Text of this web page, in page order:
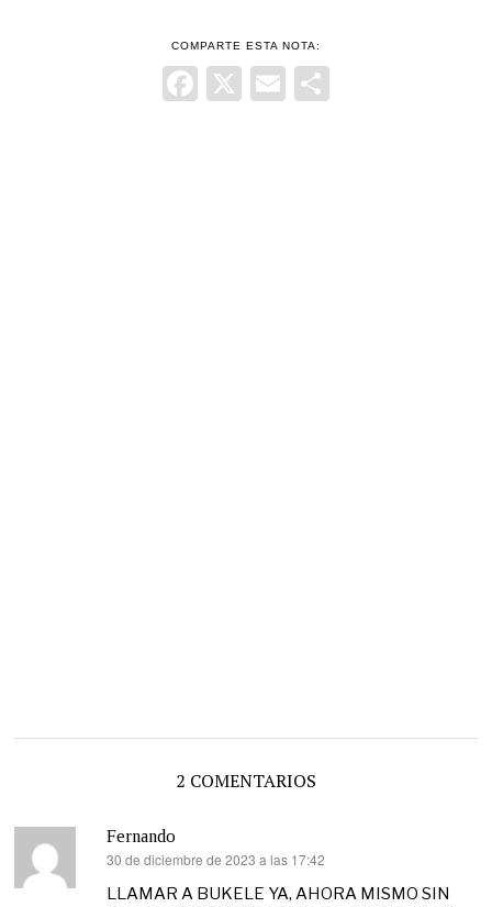
COMPARTE ESTA NOTA:
Facebook
X Email
2 COMENTARIOS
Fernando
dice:
30 de diciembre de 2023 a las 17:42
LLAMAR A BUKELE YA, AHORA MISMO SIN